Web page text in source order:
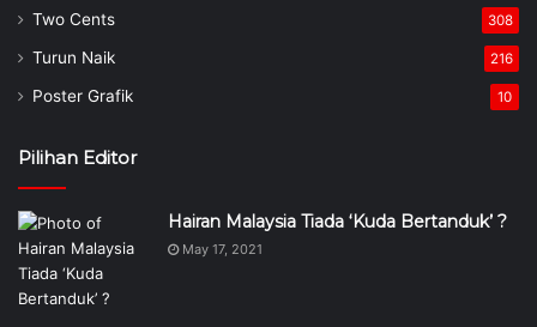
Two Cents 308
Turun Naik 216
Poster Grafik 10
Pilihan Editor
Hairan Malaysia Tiada ‘Kuda Bertanduk’ ?
May 17, 2021